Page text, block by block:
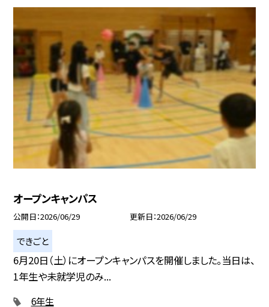
オープンキャンパス
公開日 2026/06/29 更新日 2026/06/29
できごと
6月20日（土）にオープンキャンパスを開催しました。当日は、
1年生や未就学児のみ...
6年生